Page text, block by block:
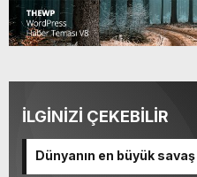
İLGİNİZİ ÇEKEBİLİR
Dünyanın en büyük